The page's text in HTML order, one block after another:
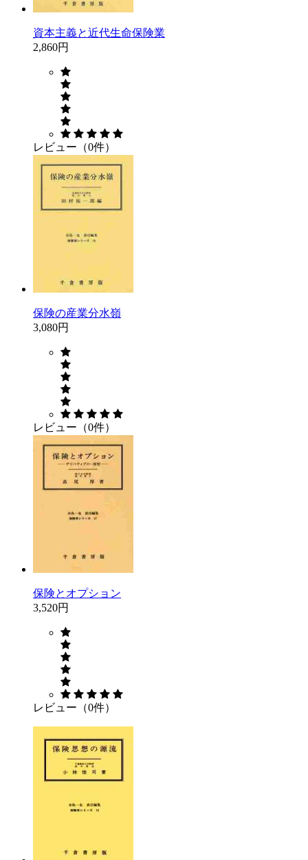
資本主義と近代生命保険業
2,860円
レビュー（0件）
保険の産業分水嶺
3,080円
レビュー（0件）
保険とオプション
3,520円
レビュー（0件）